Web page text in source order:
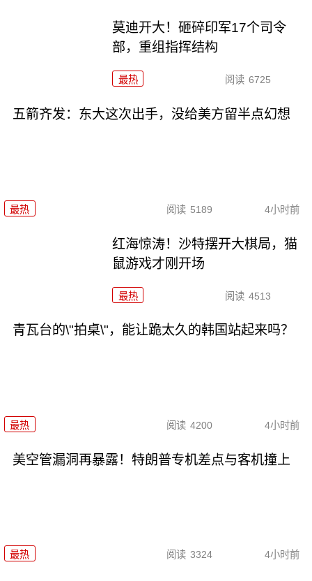
莫迪开大！砸碎印军17个司令
部，重组指挥结构
最热 阅读 6725
五箭齐发：东大这次出手，没给美方留半点幻想
最热 阅读 5189 4小时前
红海惊涛！沙特摆开大棋局，猫
鼠游戏才刚开场
最热 阅读 4513
青瓦台的\"拍桌\"，能让跪太久的韩国站起来吗？
最热 阅读 4200 4小时前
美空管漏洞再暴露！特朗普专机差点与客机撞上
最热 阅读 3324 4小时前